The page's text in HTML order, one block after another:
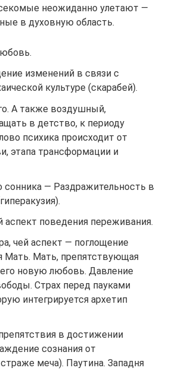
неожиданно улетают —
в духовную область.
изменений в связи с
культуре (скарабей).
А также воздушный,
в детство, к периоду
психика происходит от
этапа трансформации и
— Раздражительность в
поведения переживания.
чей аспект — поглощение
Мать. Мать, препятствующая
новую любовь. Давление
Страх перед пауками
интегрируется архетип
в достижении
сознания от
меча). Паутина. Западня